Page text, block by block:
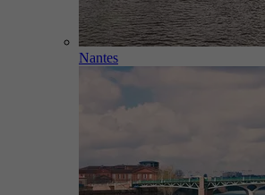
Nantes